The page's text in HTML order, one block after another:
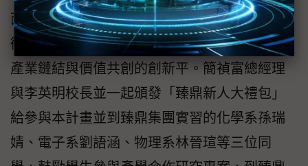
面對全球供應鏈重組的挑戰與AI對未來就業的
衝擊，臻鼎中原共構實驗室將成為跨域整合、
產業鏈結與價值共創的創新平。簡禎富總經理
與李英明校長並一起頒發「臻鼎新人大禮包」
給參與本計畫並到臻鼎集團實習的化學系孫瑞
婧、電子系劉語涵、物理系林晉瑄等三位同